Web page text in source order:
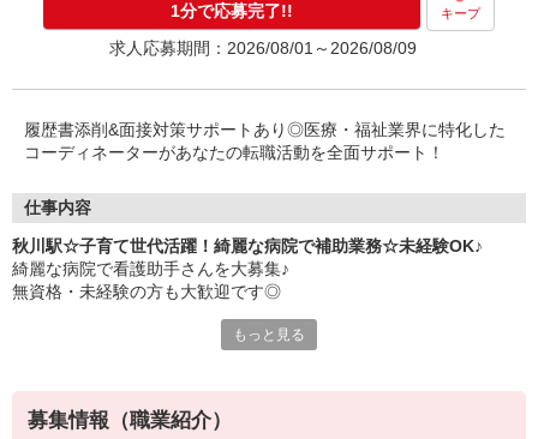
1分で応募完了!! キープ
求人応募期間：2026/08/01～2026/08/09
履歴書添削&面接対策サポートあり◎医療・福祉業界に特化した
コーディネーターがあなたの転職活動を全面サポート！
仕事内容
秋川駅☆子育て世代活躍！綺麗な病院で補助業務☆未経験OK♪
綺麗な病院で看護助手さんを大募集♪
無資格・未経験の方も大歓迎です◎
・食事の配膳下膳
・必要に応じた介助 など
もっと見る
募集情報（職業紹介）